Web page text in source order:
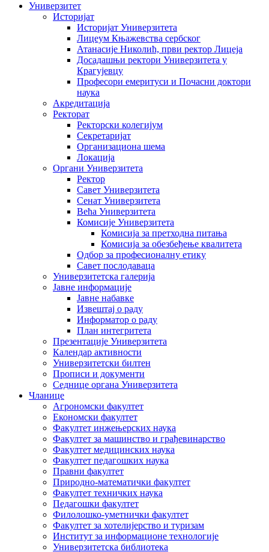
Универзитет
Историјат
Историјат Универзитета
Лицеум Књажевства сербског
Атанасије Николић, први ректор Лицеја
Досадашњи ректори Универзитета у
Крагујевцу
Професори емеритуси и Почасни доктори
наука
Акредитација
Ректорат
Ректорски колегијум
Секретаријат
Организациона шема
Локација
Органи Универзитета
Ректор
Савет Универзитета
Сенат Универзитета
Већа Универзитета
Комисије Универзитета
Комисија за претходна питања
Комисија за обезбеђење квалитета
Одбор за професионалну етику
Савет послодаваца
Универзитетска галерија
Јавне информације
Јавне набавке
Извештај о раду
Информатор о раду
План интегритета
Презентације Универзитета
Календар активности
Универзитетски билтен
Прописи и документи
Седнице органа Универзитета
Чланице
Агрономски факултет
Економски факултет
Факултет инжењерских наука
Факултет за машинство и грађевинарство
Факултет медицинских наука
Факултет педагошких наука
Правни факултет
Природно-математички факултет
Факултет техничких наука
Педагошки факултет
Филолошко-уметнички факултет
Факултет за хотелијерство и туризам
Институт за информационе технологије
Универзитетска библиотека